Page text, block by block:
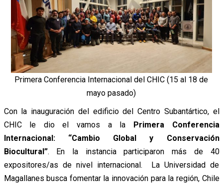
Primera Conferencia Internacional del CHIC (15 al 18 de
mayo pasado)
Con la inauguración del edificio del Centro Subantártico, el
CHIC le dio el vamos a la Primera Conferencia
Internacional: “Cambio Global y Conservación
Biocultural”. En la instancia participaron más de 40
expositores/as de nivel internacional. La Universidad de
Magallanes busca fomentar la innovación para la región, Chile